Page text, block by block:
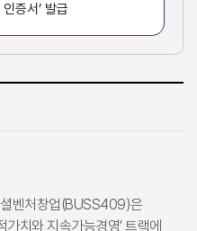
증서’ 발급
벤처창업(BUSS409)은
가치와 지속가능경영’ 트랙에